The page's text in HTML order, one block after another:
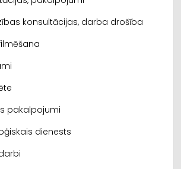
konsultācijas, darba drošība
pakalpojumi
dienests